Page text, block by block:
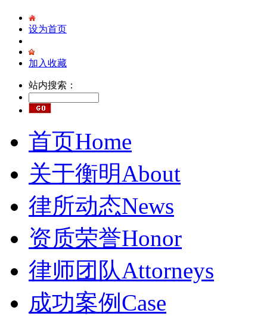
设为首页
加入收藏
站内搜索：
首页Home
关于衡明About
律所动态News
资质荣誉Honor
律师团队Attorneys
成功案例 Case